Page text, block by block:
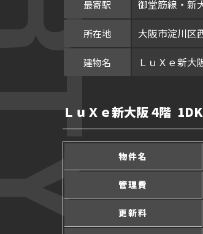
最寄駅 御堂筋線・
所在地 大阪市淀川区
建物名 ＬｕＸｅ新大
ＬｕＸｅ新大阪 4階
物件名
管理費
更新料